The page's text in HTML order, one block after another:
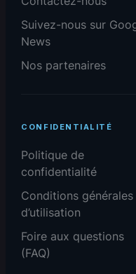
Suivez-nous sur
News
Nos partenaires
CONFIDENTIALITÉ
Politique de
confidentialité
Conditions générales
d’utilisation
Foire aux questions
(FAQ)